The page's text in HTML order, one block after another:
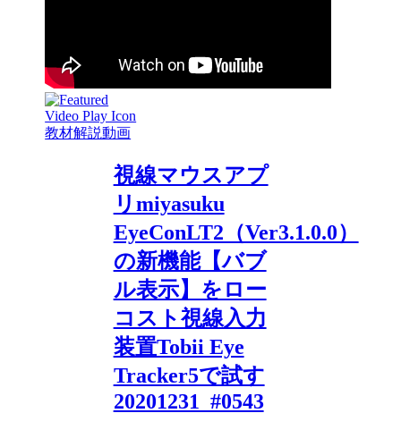
教材解説動画
視線マウスアプ
リmiyasuku
EyeConLT2（Ver3.1.0.0）
の新機能【バブ
ル表示】をロー
コスト視線入力
装置Tobii Eye
Tracker5で試す
20201231_#0543